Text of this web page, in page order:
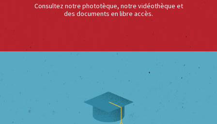
Consultez notre phototèque, notre vidéothèque et
des documents en libre accès.